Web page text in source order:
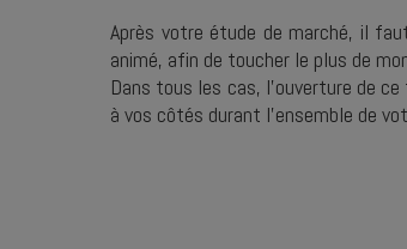
Après votre étude de marché, il
animé, afin de toucher le plus de
Dans tous les cas, l'ouverture de
à vos côtés durant l’ensemble de